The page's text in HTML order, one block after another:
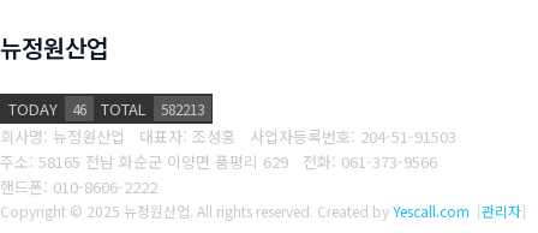
뉴정원산업
TODAY 46 TOTAL 582213
회사명: 뉴정원산업 대표자: 조성홍 사업자등록번호: 204-51-91503
주소: 58165 전남 화순군 이양면 품평리 629 전화: 061-373-9566
핸드폰: 010-8606-2222
Copyright © 2025 뉴정원산업. All rights reserved. Created byYescall.com [관리자]